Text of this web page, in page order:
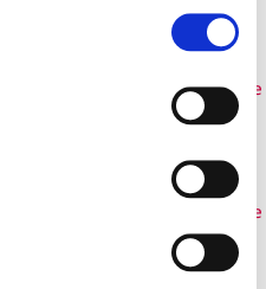
06532919
EUROFLEX®Edge
profile black
50-20 mm